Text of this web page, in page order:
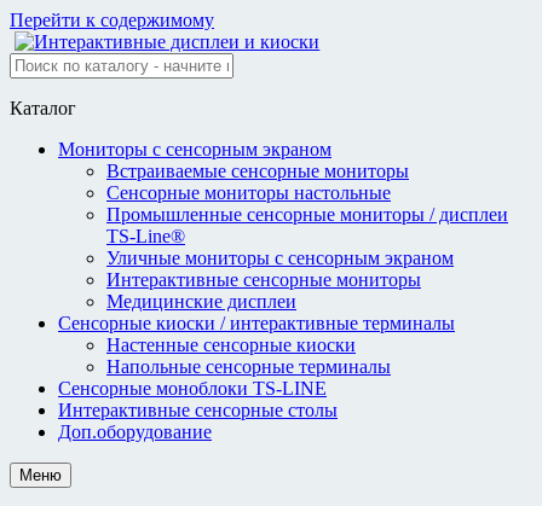
Перейти к содержимому
Каталог
Мониторы с сенсорным экраном
Встраиваемые сенсорные мониторы
Сенсорные мониторы настольные
Промышленные сенсорные мониторы / дисплеи
TS-Line®
Уличные мониторы с сенсорным экраном
Интерактивные сенсорные мониторы
Медицинские дисплеи
Сенсорные киоски / интерактивные терминалы
Настенные сенсорные киоски
Напольные сенсорные терминалы
Сенсорные моноблоки TS-LINE
Интерактивные сенсорные столы
Доп.оборудование
Меню